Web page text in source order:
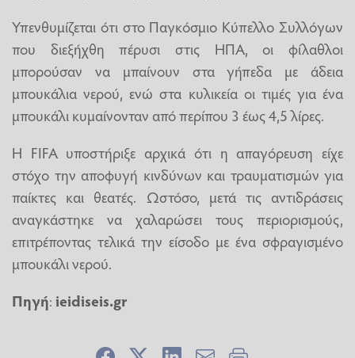
Υπενθυμίζεται ότι στο Παγκόσμιο Κύπελλο Συλλόγων
που διεξήχθη πέρυσι στις ΗΠΑ, οι φίλαθλοι
μπορούσαν να μπαίνουν στα γήπεδα με άδεια
μπουκάλια νερού, ενώ στα κυλικεία οι τιμές για ένα
μπουκάλι κυμαίνονταν από περίπου 3 έως 4,5 λίρες.
Η FIFA υποστήριξε αρχικά ότι η απαγόρευση είχε
στόχο την αποφυγή κινδύνων και τραυματισμών για
παίκτες και θεατές. Ωστόσο, μετά τις αντιδράσεις
αναγκάστηκε να χαλαρώσει τους περιορισμούς,
επιτρέποντας τελικά την είσοδο με ένα σφραγισμένο
μπουκάλι νερού.
Πηγή:ieidiseis.gr